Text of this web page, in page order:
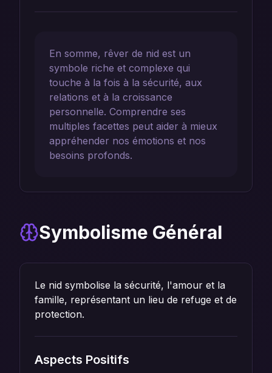
En somme, rêver de nid est un
symbole riche et complexe qui
touche à la fois à la sécurité, aux
relations et à la croissance
personnelle. Comprendre ses
multiples facettes peut aider à mieux
appréhender nos émotions et nos
besoins profonds.
Symbolisme Général
Le nid symbolise la sécurité, l'amour et la
famille, représentant un lieu de refuge et de
protection.
Aspects Positifs